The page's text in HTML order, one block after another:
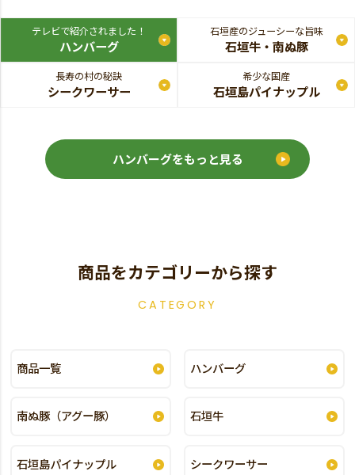
テレビで紹介されました！
ハンバーグ
石垣産のジューシーな旨味
石垣牛・南ぬ豚
長寿の村の秘訣
シークワーサー
希少な国産
石垣島パイナップル
ハンバーグをもっと見る
商品をカテゴリーから探す
CATEGORY
商品一覧 ハンバーグ
南ぬ豚（アグー豚） 石垣牛
石垣島パイナップル シークワーサー